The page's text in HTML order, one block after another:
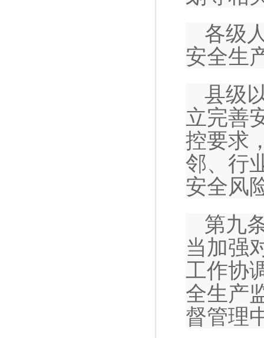
各级
安全生
县级
立完善
控要求
邻、行
安全风
第九
当加强
工作协
全生产
督管理